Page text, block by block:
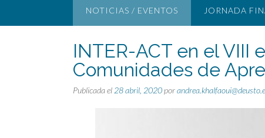
NOTICIAS / EVENTOS JORNADA
INTER-ACT en el VIII
Comunidades de
Publicada el 28 abril, 2020por